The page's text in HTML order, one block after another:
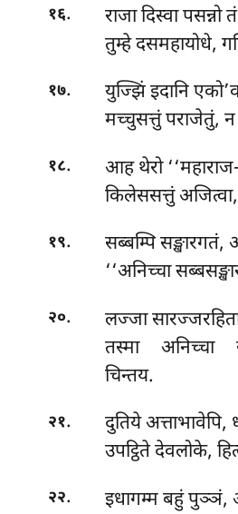
१६.
राजा दिस्वा पसन्नो
तुम्हे दसमहायोधे,
१७.
युज्झिं इदानि
मच्चुसत्तुं पराजेतुं,
१८.
आह थेरो
किलेससत्तुं
१९.
सब्बम्पि
‘‘अनिच्चा
२०.
लज्जा
तस्मा अनिच्चा
चिन्तय.
२१.
दुतिये अत्ताभावेपि,
उपट्ठिते देवलोके,
२२.
इधागम्म बहुं